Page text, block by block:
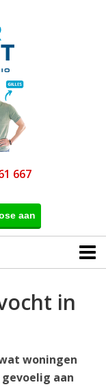
667
aan
in
woningen
aan